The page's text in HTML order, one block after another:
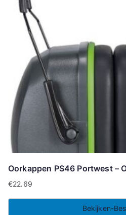
Oorkappen PS46 Portwest –
€22.69
Bekijken-